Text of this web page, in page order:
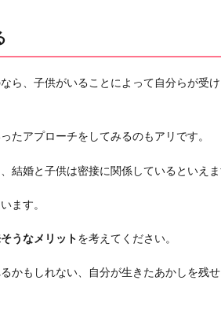
ら、子供がいることによって自分らが受
たアプローチをしてみるのもアリです。
結婚と子供は密接に関係しているといえま
ます。
うなメリットを考えてください。
かもしれない、自分が生きたあかしを残